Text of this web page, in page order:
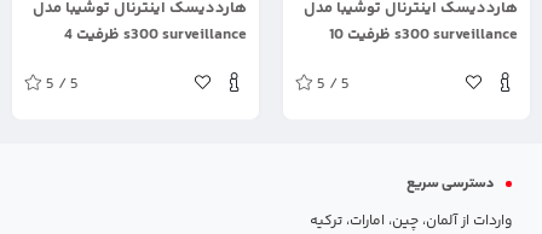
هارددیسک اینترنال توشیبا مدل
s300 surveillance ظرفیت 10
5 / 5
هارددیسک اینترنال توشیبا مدل
s300 surveillance ظرفیت 4
5 / 5
دسترسی سریع
واردات از آلمان، چین، امارات، ترکیه